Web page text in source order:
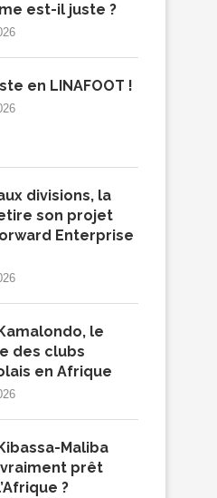
est-il juste ?
en LINAFOOT !
divisions, la
son projet
Enterprise
le
des clubs
en Afrique
Maliba
prêt
?